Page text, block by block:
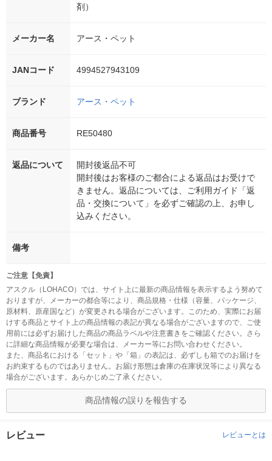
剤）
メーカー名 アース・ペット
JANコード 4994527943109
ブランド アース・ペット
商品番号 RE50480
返品について
開封後返品不可
開封後はお客様のご都合による返品はお受けで
きません。返品については、ご利用ガイド「返
品・交換について」を必ずご確認の上、お申し
込みください。
備考
ご注意【免責】
アスクル（LOHACO）では、サイト上に最新の商品情報を表示するよう努めて
おりますが、メーカーの都合等により、商品規格・仕様（容量、パッケージ、
原材料、原産国など）が変更される場合がございます。このため、実際にお届
けする商品とサイト上の商品情報の表記が異なる場合がございますので、ご使
用前には必ずお届けした商品の商品ラベルや注意書きをご確認ください。さら
に詳細な商品情報が必要な場合は、メーカー等にお問い合わせください。
また、商品名における「セット」や「箱」の表記は、必ずしも箱でのお届けを
お約束するものではありません。お届け形態は倉庫の在庫状況等により異なる
場合がございます。あらかじめご了承ください。
商品情報の誤りを報告する
レビュー レビューとは